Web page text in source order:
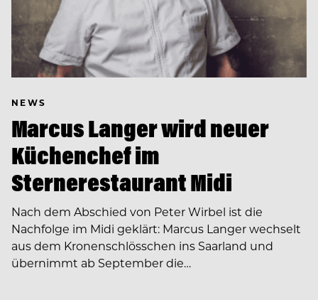
NEWS
Marcus Langer wird neuer
Küchenchef im
Sternerestaurant Midi
Nach dem Abschied von Peter Wirbel ist die
Nachfolge im Midi geklärt: Marcus Langer wechselt
aus dem Kronenschlösschen ins Saarland und
übernimmt ab September die…